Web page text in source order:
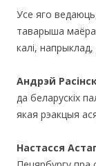
Усе яго
таварыша маёра
калi,
Андрэй
да беларускіх
якая рэакцыя
Настасся